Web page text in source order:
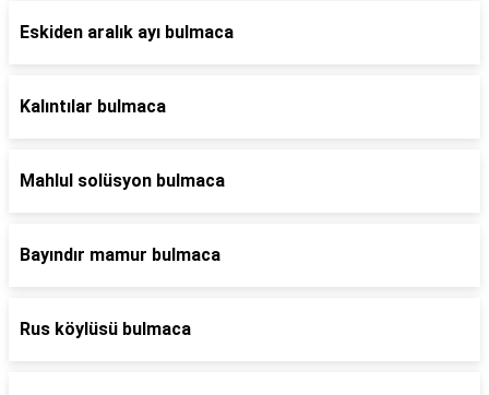
Eskiden aralık ayı bulmaca
Kalıntılar bulmaca
Mahlul solüsyon bulmaca
Bayındır mamur bulmaca
Rus köylüsü bulmaca